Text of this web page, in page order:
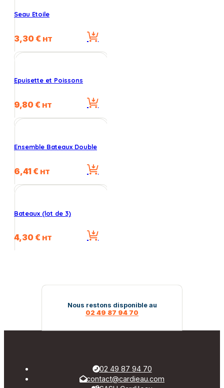
Seau Etoile
3,30€ HT
Epuisette et Poissons
9,80€ HT
Ensemble Bateaux Double
6,41€ HT
Bateaux (lot de 3)
4,30€ HT
Nous restons disponible au
02 49 87 94 70
02 49 87 94 70
contact@cardieau.com